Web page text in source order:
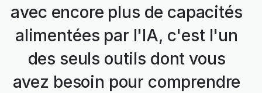
avec encore plus de capacités
alimentées par l'IA, c'est l'un
des seuls outils dont vous
avez besoin pour comprendre